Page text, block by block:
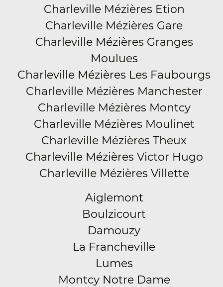
Charleville Mézières Etion
Charleville Mézières Gare
Charleville Mézières Granges
Moulues
Charleville Mézières Les Faubourgs
Charleville Mézières Manchester
Charleville Mézières Montcy
Charleville Mézières Moulinet
Charleville Mézières Theux
Charleville Mézières Victor Hugo
Charleville Mézières Villette
Aiglemont
Boulzicourt
Damouzy
La Francheville
Lumes
Montcy Notre Dame